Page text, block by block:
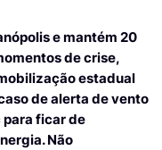
e mantém 20
de crise,
estadual
de alerta de vento
para ficar de
Não